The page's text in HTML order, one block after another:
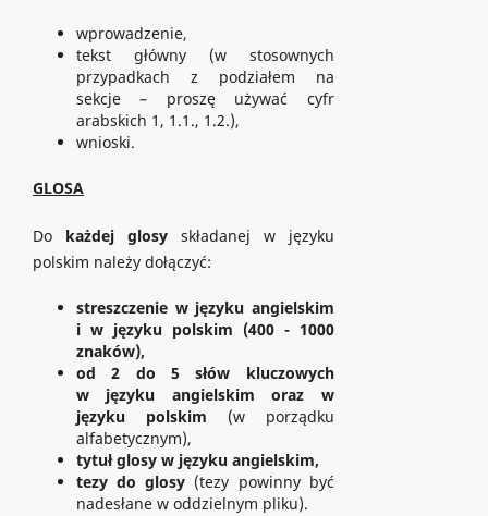
wprowadzenie,
tekst główny (w stosownych
przypadkach z podziałem na
sekcje – proszę używać cyfr
arabskich 1, 1.1., 1.2.),
wnioski.
GLOSA
Do każdej glosyskładanej w języku
polskim należy dołączyć:
streszczenie w języku angielskim
i w języku polskim (400 - 1000
znaków),
od 2 do 5 słów kluczowych
w języku angielskim oraz w
języku polskim (w porządku
alfabetycznym),
tytuł glosy w języku angielskim,
tezy do glosy (tezy powinny być
nadesłane w oddzielnym pliku).